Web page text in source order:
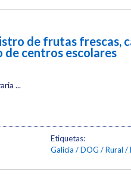
de frutas frescas,
de centros escolares
...
Etiquetas:
Galicia
DOG Rural